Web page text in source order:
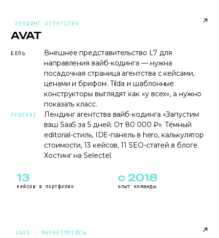
AVAT-STUDIO.RU
ЛЕНДИНГ АГЕНТСТВА
AVAT
БОЛЬ
Внешнее представительство L7 для
направления вайб-кодинга — нужна
посадочная страница агентства с кейсами,
ценами и брифом. Tilda и шаблонные
конструкторы выглядят как «у всех», а нужно
показать класс.
РЕШЕНИЕ
Лендинг агентства вайб-кодинга «Запустим
ваш SaaS за 5 дней. От 80 000 ₽». Тёмный
editorial-стиль, IDE-панель в hero, калькулятор
стоимости, 13 кейсов, 11 SEO-статей в блоге.
Хостинг на Selectel.
13
кейсов в портфолио
с 2018
опыт команды
MP.L7AGENCY.RU
SAAS · МАРКЕТПЛЕЙСЫ